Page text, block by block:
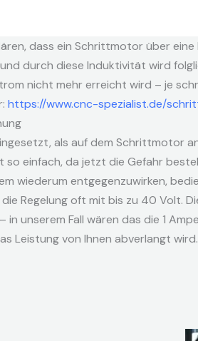
dass ein Schrittmotor über
durch diese Induktivität wird
nicht mehr erreicht wird – je
https://www.cnc-spezialist.de/
als auf dem Schrittmotor
so einfach, da jetzt die Gefahr
wiederum entgegenzuwirken,
Regelung oft mit bis zu 40 Volt.
unserem Fall wären das die 1
Leistung von Ihnen abverlangt wird.